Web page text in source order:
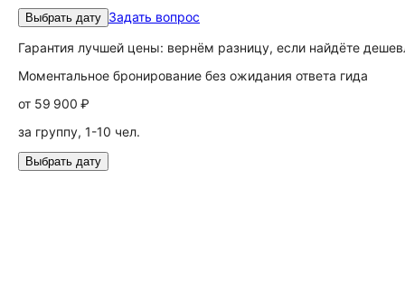
Выбрать дату Задать вопрос
Гарантия лучшей цены: вернём разницу, если найдёте
Моментальное бронирование без ожидания ответа гида
от 59 900 ₽
за группу, 1-10 чел.
Выбрать дату